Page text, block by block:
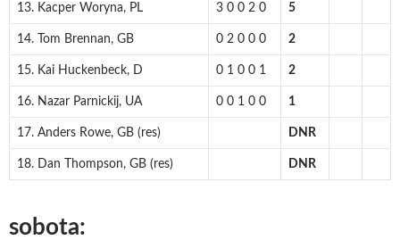
13. Kacper Woryna, PL 3 0 0 2 0 5
14. Tom Brennan, GB 0 2 0 0 0 2
15. Kai Huckenbeck, D 0 1 0 0 1 2
16. Nazar Parnickij, UA 0 0 1 0 0 1
17. Anders Rowe, GB (res) DNR
18. Dan Thompson, GB (res) DNR
sobota: